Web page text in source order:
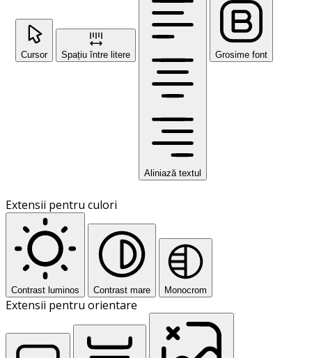
Cursor Spațiu între litere
Aliniază textul
Grosime font
Extensii pentru culori
Contrast luminos Contrast mare Monocrom
Extensii pentru orientare